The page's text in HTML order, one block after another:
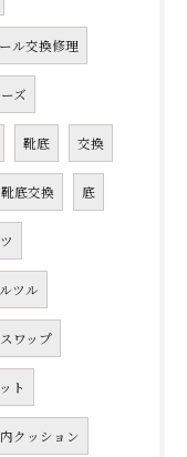
ル交換修理
ズ
靴底 交換
靴底交換 底
ツル
ワップ
ト
クッション